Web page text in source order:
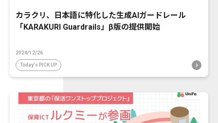
カラクリ、日本語に特化した生成AIガードレール
「KARAKURI Guardrails」β版の提供開始
2024/12/26
Today's PICK UP